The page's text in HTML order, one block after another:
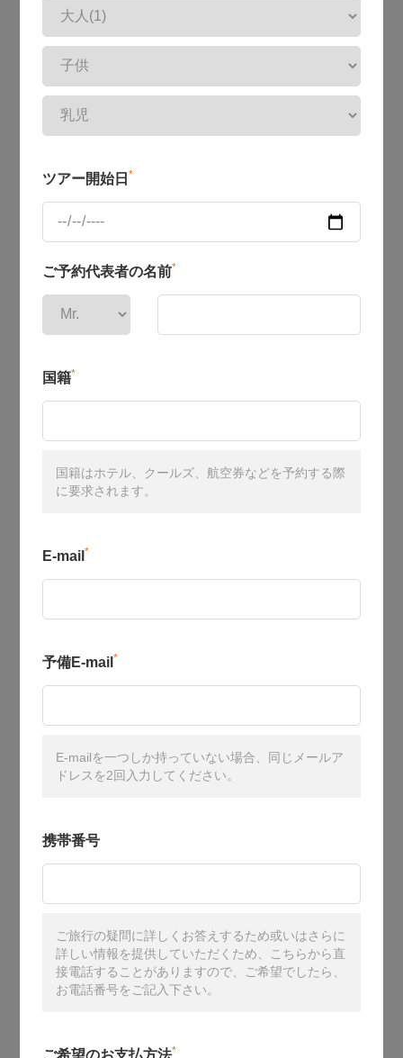
ツアー開始日 *
ご予約代表者の名前*
国籍*
国籍はホテル、クールズ、航空券などを予約する際
に要求されます。
E-mail *
予備E-mail *
E-mailを一つしか持っていない場合、同じメールア
ドレスを2回入力してください。
携帯番号
ご旅行の疑問に詳しくお答えするため或いはさらに
詳しい情報を提供していただくため、こちらから直
接電話することがありますので、ご希望でしたら、
お電話番号をご記入下さい。
ご希望のお支払方法*